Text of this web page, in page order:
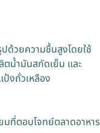
วยความชื้นสูงโดยใช้
ตน้ำมันสกัดเย็น และ
งถั่วเหลือง
มที่ตอบโจทย์ตลาดอาหาร